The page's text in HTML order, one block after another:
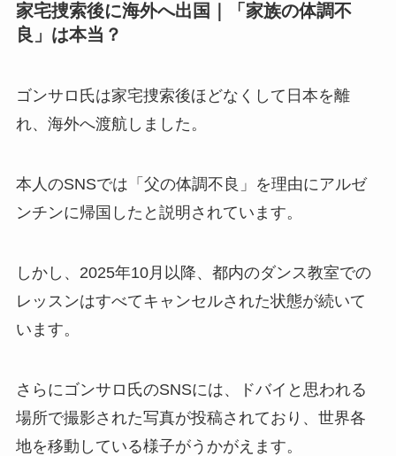
家宅捜索後に海外へ出国｜「家族の体調不
良」は本当？
ゴンサロ氏は家宅捜索後ほどなくして日本を離
れ、海外へ渡航しました。
本人のSNSでは「父の体調不良」を理由にアルゼ
ンチンに帰国したと説明されています。
しかし、2025年10月以降、都内のダンス教室での
レッスンはすべてキャンセルされた状態が続いて
います。
さらにゴンサロ氏のSNSには、ドバイと思われる
場所で撮影された写真が投稿されており、世界各
地を移動している様子がうかがえます。